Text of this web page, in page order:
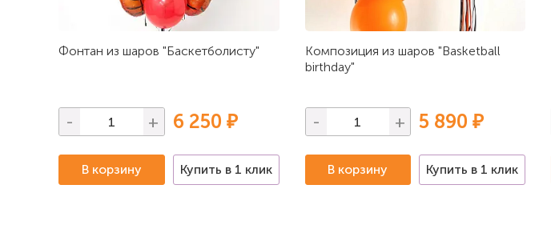
Фонтан из шаров "Баскетболисту"
- + 6 250 ₽
В корзину Купить в 1 клик
Композиция из шаров "Basketball
birthday"
- + 5 890 ₽
В корзину Купить в 1 клик